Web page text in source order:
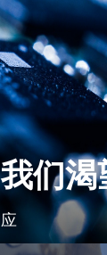
们渴